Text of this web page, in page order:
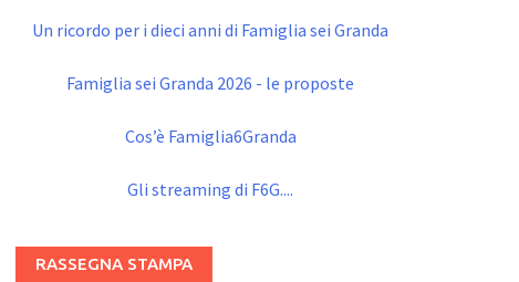
Un ricordo per i dieci anni di Famiglia sei Granda
Famiglia sei Granda 2026 - le proposte
Cos’è Famiglia6Granda
Gli streaming di F6G....
RASSEGNA STAMPA